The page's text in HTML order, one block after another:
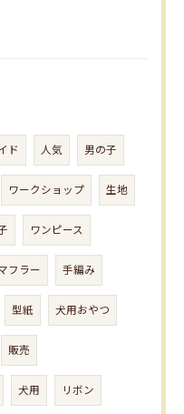
ド 人気 男の子
ワークショップ 生地
ワンピース
フラー 手編み
型紙 犬用おやつ
販売
犬用 リボン